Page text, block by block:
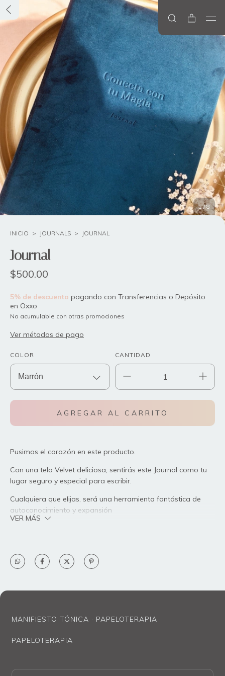
1/8
INICIO > JOURNALS > JOURNAL
Journal
$500.00
5% de descuento pagando con Transferencias o Depósito
en Oxxo
No acumulable con otras promociones
Ver métodos de pago
COLOR CANTIDAD
Pusimos el corazón en este producto.
Con una tela Velvet deliciosa, sentirás este Journal como tu
lugar seguro y especial para escribir.
Cualquiera que elijas, será una herramienta fantástica de
autoconocimiento y expansión
Medida: 18.5 x 25 cm
hermosas letras
100 hojas de papel opalina de 120g en b/n
Incluye caja protectora
VER MÁS
MANIFIESTO TÓNICA · PAPELOTERAPIA
PAPELOTERAPIA